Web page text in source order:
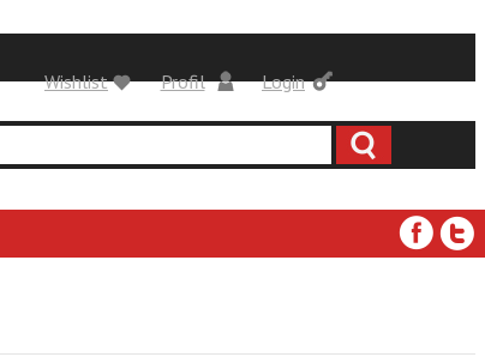
Login
Profil
Wishlist